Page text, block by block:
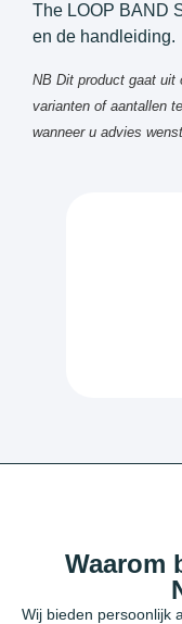
The LOOP BAND
en de handleiding.
NB Dit product gaat uit
varianten of aantallen
wanneer u advies
Waarom
Wij bieden persoonlijk